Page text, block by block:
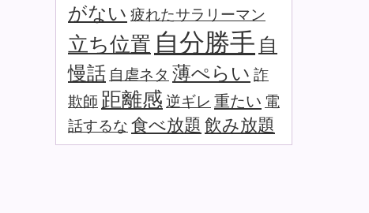
がない 疲れたサラリーマン
立ち位置 自分勝手 自
慢話 自虐ネタ 薄ぺらい 詐
欺師 距離感 逆ギレ 重たい 電
話するな 食べ放題 飲み放題